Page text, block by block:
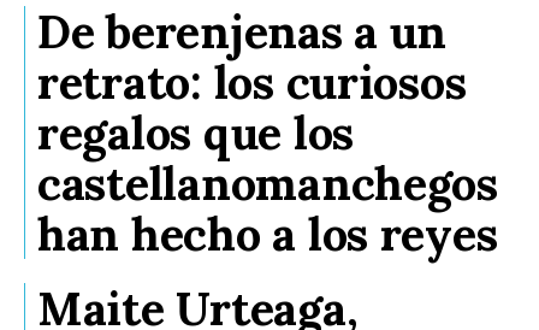
De berenjenas a un
retrato: los curiosos
regalos que los
castellanomanchegos
han hecho a los reyes
Maite Urteaga,